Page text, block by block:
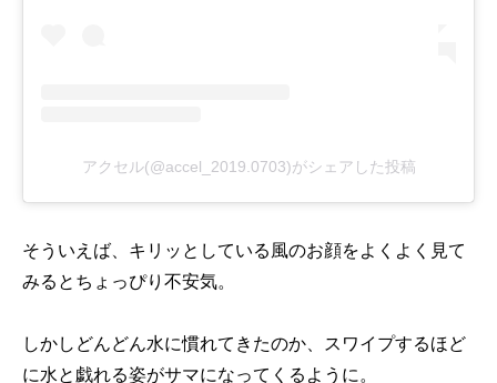
アクセル(@accel_2019.0703)がシェアした投稿
そういえば、キリッとしている風のお顔をよくよく見て
みるとちょっぴり不安気。
しかしどんどん水に慣れてきたのか、スワイプするほど
に水と戯れる姿がサマになってくるように。